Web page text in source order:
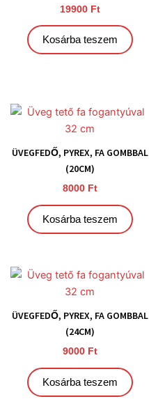
19900 Ft
Kosárba teszem
ÜVEGFEDŐ, PYREX, FA GOMBBAL
(20CM)
8000 Ft
Kosárba teszem
ÜVEGFEDŐ, PYREX, FA GOMBBAL
(24CM)
9000 Ft
Kosárba teszem